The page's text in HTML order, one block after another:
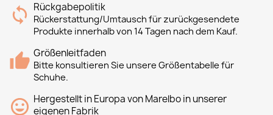
Rückgabepolitik
Rückerstattung/Umtausch für zurückgesendete
Produkte innerhalb von 14 Tagen nach dem Kauf.
Größenleitfaden
Bitte konsultieren Sie unsere Größentabelle für
Schuhe.
Hergestellt in Europa von Marelbo in unserer
eigenen Fabrik